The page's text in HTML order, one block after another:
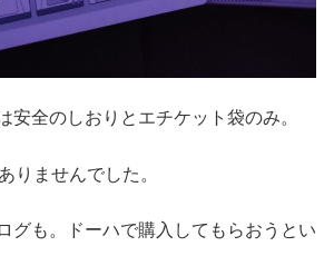
安全のしおりとエチケット袋のみ。
りませんでした。
グも。ドーハで購入してもらおうとい